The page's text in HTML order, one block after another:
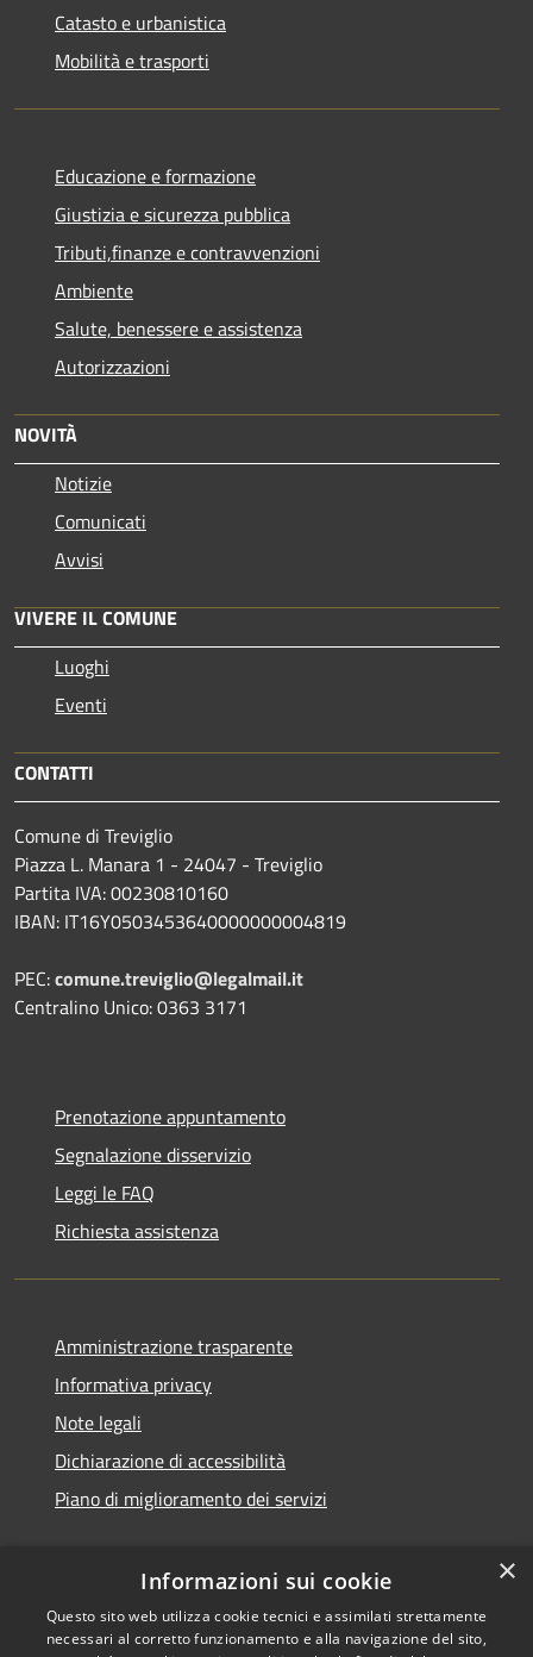
Catasto e urbanistica
Mobilità e trasporti
Educazione e formazione
Giustizia e sicurezza pubblica
Tributi,finanze e contravvenzioni
Ambiente
Salute, benessere e assistenza
Autorizzazioni
NOVITÀ
Notizie
Comunicati
Avvisi
VIVERE IL COMUNE
Luoghi
Eventi
CONTATTI
Comune di Treviglio
Piazza L. Manara 1 - 24047 - Treviglio
Partita IVA: 00230810160
IBAN: IT16Y0503453640000000004819
PEC:comune.treviglio@legalmail.it
Centralino Unico: 0363 3171
Prenotazione appuntamento
Segnalazione disservizio
Leggi le FAQ
Richiesta assistenza
Amministrazione trasparente
Informativa privacy
Note legali
Dichiarazione di accessibilità
Piano di miglioramento dei servizi
RSS
Accessibilità
Copyright © 2026 • Comune di
Treviglio • Powered by
×
Informazioni sui cookie
Questo sito web utilizza cookie tecnici e assimilati strettamente
necessari al corretto funzionamento e alla navigazione del sito,